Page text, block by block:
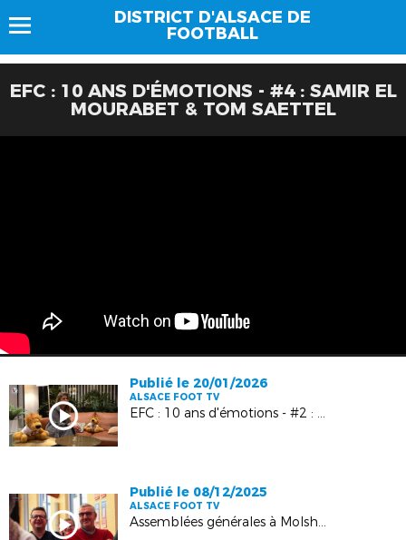
DISTRICT D'ALSACE DE
FOOTBALL
EFC : 10 ANS D'ÉMOTIONS - #4 : SAMIR EL
MOURABET & TOM SAETTEL
Publié le 20/01/2026
ALSACE FOOT TV
EFC : 10 ans d'émotions - #2 : Marine Rempp
Publié le 08/12/2025
ALSACE FOOT TV
Assemblées générales à Molsheim